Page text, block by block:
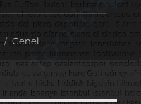
Kategoriler
Genel